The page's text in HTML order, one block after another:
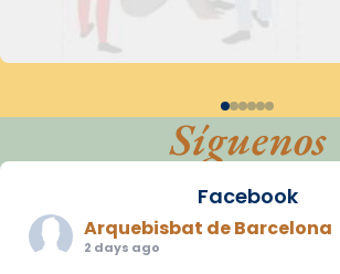
Síguenos
Facebook
Arquebisbat de Barcelona
2 days ago